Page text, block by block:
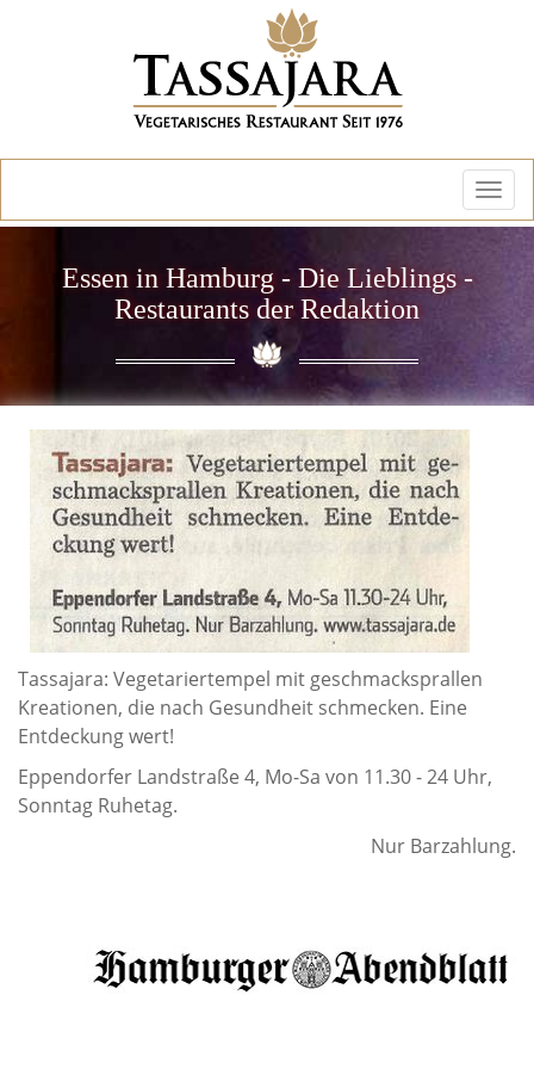
Essen in Hamburg - Die Lieblings -
Restaurants der Redaktion
Tassajara: Vegetariertempel mit geschmacksprallen
Kreationen, die nach Gesundheit schmecken. Eine
Entdeckung wert!
Eppendorfer Landstraße 4, Mo-Sa von 11.30 - 24 Uhr,
Sonntag Ruhetag.
Nur Barzahlung.